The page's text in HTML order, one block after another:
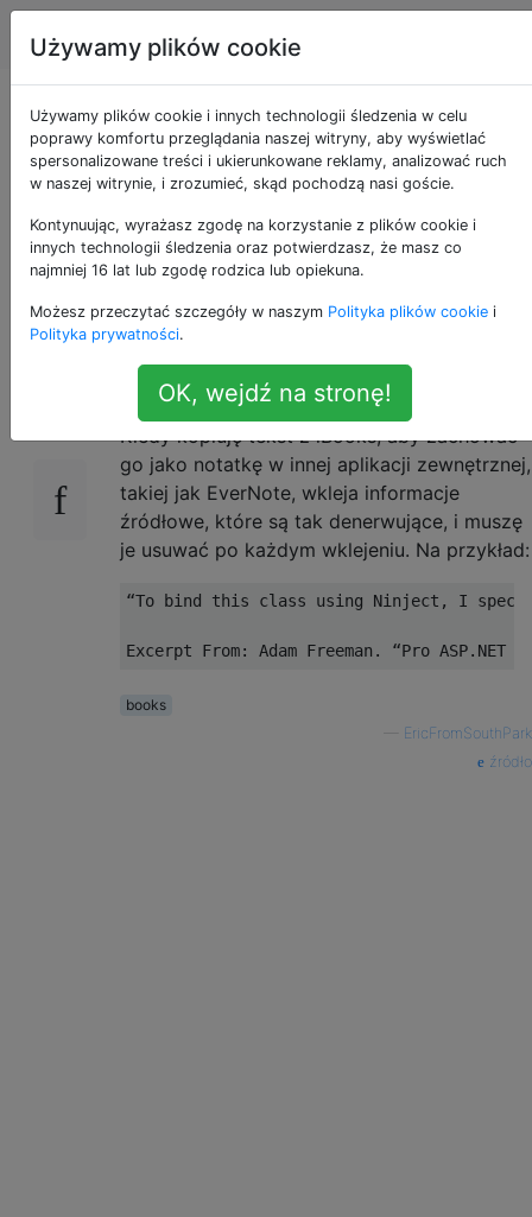
Apple Tagi
Nie chcę, aby iBooks
zawsze wklejał
„Fragment z” tego, co
skopiowałem
Czytam w iBooks oraz niektórych innych
zasobach i zbieram notatki w EverNote.
Kiedy kopiuję tekst z iBooks, aby zachować
go jako notatkę w innej aplikacji zewnętrznej,
takiej jak EverNote, wkleja informacje
źródłowe, które są tak denerwujące, i muszę
je usuwać po każdym wklejeniu. Na przykład:
“To bind this class using Ninject, I specify
books
EricFromSouthPark
źródło
Używamy plików cookie
Używamy plików cookie i innych technologii śledzenia w celu
poprawy komfortu przeglądania naszej witryny, aby wyświetlać
spersonalizowane treści i ukierunkowane reklamy, analizować ruch
w naszej witrynie, i zrozumieć, skąd pochodzą nasi goście.
Kontynuując, wyrażasz zgodę na korzystanie z plików cookie i
innych technologii śledzenia oraz potwierdzasz, że masz co
najmniej 16 lat lub zgodę rodzica lub opiekuna.
Możesz przeczytać szczegóły w naszym Polityka plików cookie i
Polityka prywatności.
OK, wejdź na stronę!